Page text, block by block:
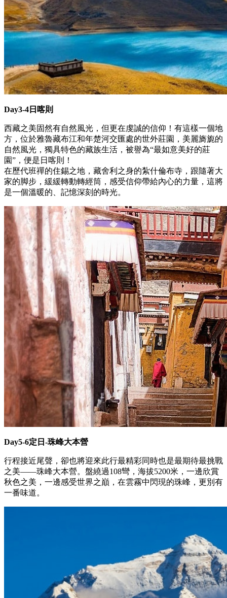
Day3-4日喀則
西藏之美固然有自然風光，但更在虔誠的信仰！有這樣一個地
方，位於雅魯藏布江和年楚河交匯處的世外莊園，美麗旖旎的
自然風光，獨具特色的藏族生活，被譽為“最如意美好的莊
園”，便是日喀則！
在歷代班禪的住錫之地，藏舍利之身的紮什倫布寺，跟隨著大
家的脚步，緩緩轉動轉經筒，感受信仰帶給內心的力量，這將
是一個溫暖的、記憶深刻的時光。
Day5-6定日-珠峰大本營
行程接近尾聲，卻也將迎來此行最精彩同時也是最期待最挑戰
之美——珠峰大本營。盤繞過108彎，海拔5200米，一邊欣賞
秋色之美，一邊感受世界之巔，在雲霧中閃現的珠峰，更別有
一番味道。